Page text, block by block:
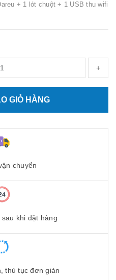
+ 1 lót chuột + 1 USB thu wifi
+
GIỎ HÀNG
chuyển
khi đặt hàng
thủ tục đơn giản